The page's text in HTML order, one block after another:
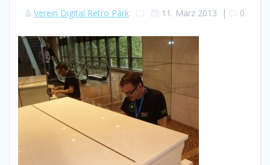
Verein Digital Retro Park 11. März 2013 | 0